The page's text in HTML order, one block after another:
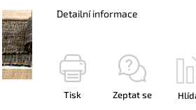
Detailní informace
Tisk Zeptat se